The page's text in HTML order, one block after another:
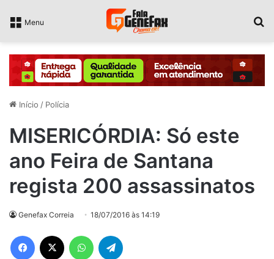
Menu
Início / Polícia
MISERICÓRDIA: Só este
ano Feira de Santana
regista 200 assassinatos
Genefax Correia 18/07/2016 às 14:19
Facebook WhatsApp